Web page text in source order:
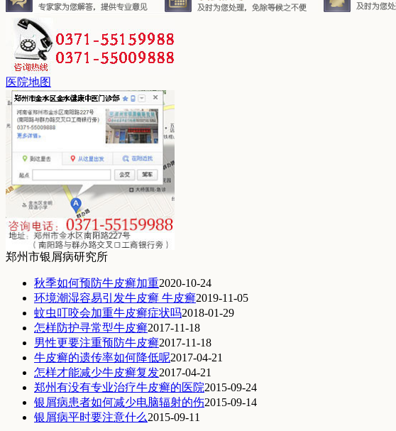
医院地图
郑州市银屑病研究所
秋季如何预防牛皮癣加重2020-10-24
环境潮湿容易引发牛皮癣 牛皮癣2019-11-05
蚊虫叮咬会加重牛皮癣症状吗2018-01-29
怎样防护寻常型牛皮癣2017-11-18
男性更要注重预防牛皮癣2017-11-18
牛皮癣的遗传率如何降低呢2017-04-21
怎样才能减少牛皮癣复发2017-04-21
郑州有没有专业治疗牛皮癣的医院2015-09-24
银屑病患者如何减少电脑辐射的伤2015-09-14
银屑病平时要注意什么2015-09-11